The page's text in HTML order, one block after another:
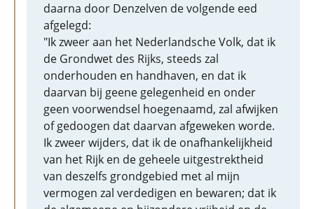
daarna door Denzelven de volgende eed
afgelegd:
"Ik zweer aan het Nederlandsche Volk, dat ik
de Grondwet des Rijks, steeds zal
onderhouden en handhaven, en dat ik
daarvan bij geene gelegenheid en onder
geen voorwendsel hoegenaamd, zal afwijken
of gedoogen dat daarvan afgeweken worde.
Ik zweer wijders, dat ik de onafhankelijkheid
van het Rijk en de geheele uitgestrektheid
van deszelfs grondgebied met al mijn
vermogen zal verdedigen en bewaren; dat ik